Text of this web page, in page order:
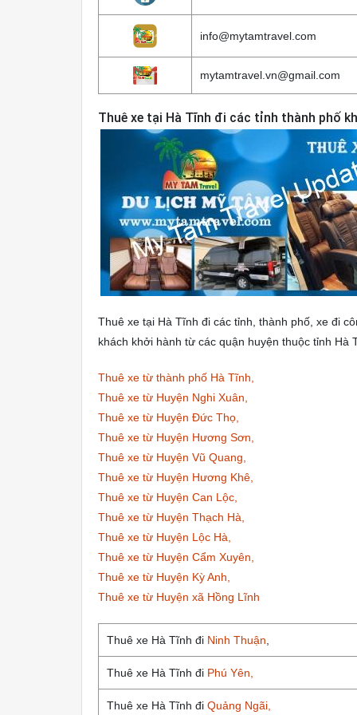
info@mytamtravel.com
mytamtravel.vn@gmail.com
Thuê xe tại Hà Tĩnh đi các tỉnh thành phố
Thuê xe tại Hà Tĩnh đi các tỉnh, thành phố, xe đi
khách khởi hành từ các quận huyện thuộc tỉnh Hà
Thuê xe từ thành phố Hà Tĩnh,
Thuê xe từ Huyện Nghi Xuân,
Thuê xe từ Huyện Đức Thọ,
Thuê xe từ Huyện Hương Sơn,
Thuê xe từ Huyện Vũ Quang,
Thuê xe từ Huyện Hương Khê,
Thuê xe từ Huyện Can Lộc,
Thuê xe từ Huyện Thạch Hà,
Thuê xe từ Huyện Lộc Hà,
Thuê xe từ Huyện Cẩm Xuyên,
Thuê xe từ Huyện Kỳ Anh,
Thuê xe từ Huyện xã Hồng Lĩnh
Thuê xe Hà Tĩnh đi Ninh Thuận
Thuê xe Hà Tĩnh đi Phú Yên,
Thuê xe Hà Tĩnh đi Quảng Ngãi,